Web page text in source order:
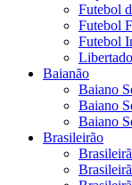
Futebol
Futebol
Futebol
Baianão
Baiano
Baiano
Baiano
Brasileirão